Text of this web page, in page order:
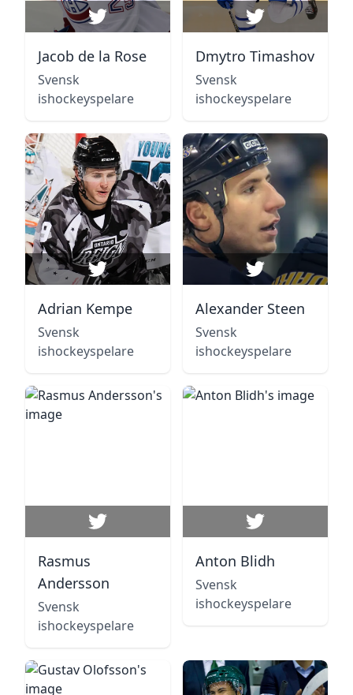
Jacob de la Rose
Svensk
ishockeyspelare
Dmytro Timashov
Svensk
ishockeyspelare
Adrian Kempe
Svensk
ishockeyspelare
Alexander Steen
Svensk
ishockeyspelare
Rasmus
Andersson
Svensk
ishockeyspelare
Anton Blidh
Svensk
ishockeyspelare